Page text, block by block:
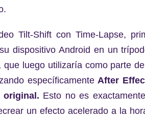
Tilt-Shift con Time-Lapse,
dispositivo Android en un
que luego utilizaría como parte
específicamente After
original. Esto no es
un efecto acelerado a la